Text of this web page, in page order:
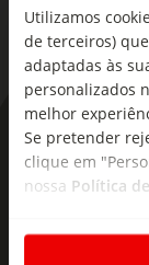
Utilizamos
de terceiros)
adaptadas às
personalizados
melhor
Se pretender
clique em
nossa Política
As
seu e-mail!
ofertas e